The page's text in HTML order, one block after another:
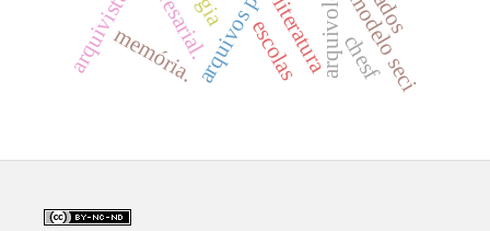
literatura
arquivista.memória. escolas modelo seci
chesf